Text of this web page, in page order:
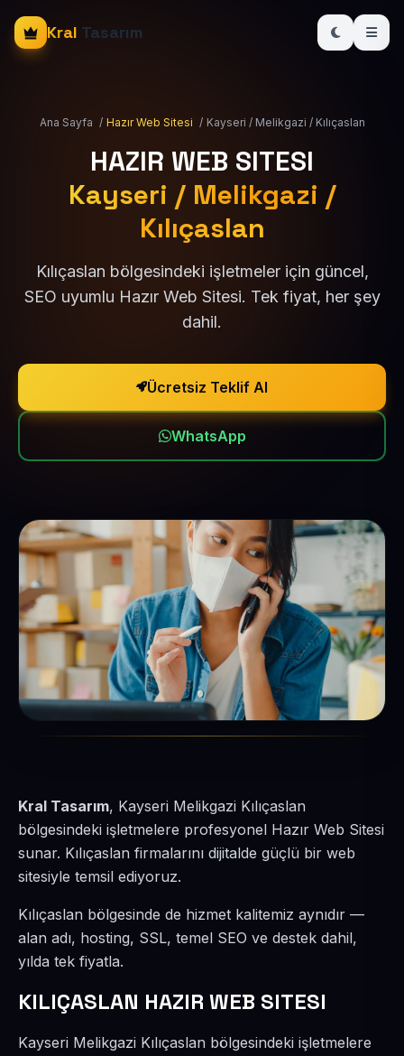
Kral Tasarım
Ana Sayfa / Hazır Web Sitesi / Kayseri / Melikgazi / Kılıçaslan
HAZIR WEB SITESI
Kayseri / Melikgazi /
Kılıçaslan
Kılıçaslan bölgesindeki işletmeler için güncel,
SEO uyumlu Hazır Web Sitesi. Tek fiyat, her şey
dahil.
Ücretsiz Teklif Al
WhatsApp
Kral Tasarım, Kayseri Melikgazi Kılıçaslan
bölgesindeki işletmelere profesyonel Hazır Web Sitesi
sunar. Kılıçaslan firmalarını dijitalde güçlü bir web
sitesiyle temsil ediyoruz.
Kılıçaslan bölgesinde de hizmet kalitemiz aynıdır —
alan adı, hosting, SSL, temel SEO ve destek dahil,
yılda tek fiyatla.
KILIÇASLAN HAZIR WEB SITESI
Kayseri Melikgazi Kılıçaslan bölgesindeki işletmelere